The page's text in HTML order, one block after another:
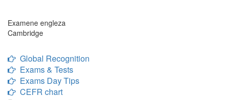
Examene engleza
Cambridge
Global Recognition
Exams & Tests
Exams Day Tips
CEFR chart